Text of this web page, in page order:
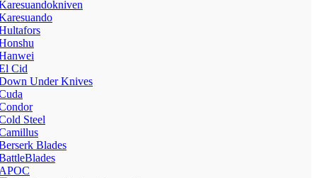
Cid
Under Knives
Steel
Blades